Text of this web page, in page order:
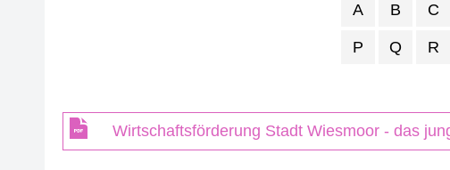
A B C
P Q R
Wirtschaftsförderung Stadt Wiesmoor - das